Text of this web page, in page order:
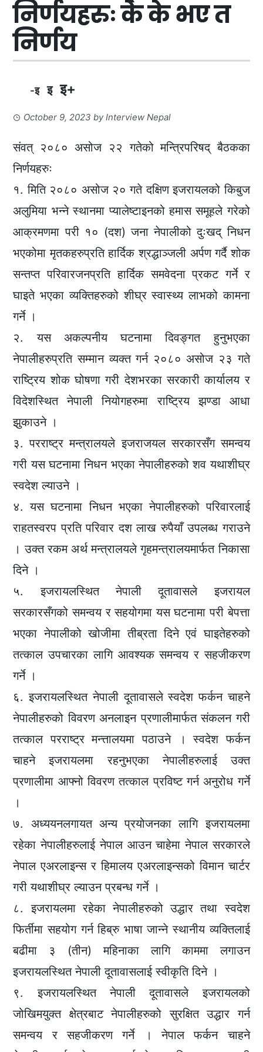
निर्णयहरुः के के भए त
निर्णय
-इ इ इ+
October 9, 2023 byInterview Nepal
संवत् २०८० असोज २२ गतेको मन्त्रिपरिषद् बैठकका
निर्णयहरुः
१. मिति २०८० असोज २० गते दक्षिण इजरायलको किबुज
अलुमिया भन्ने स्थानमा प्यालेष्टाइनको हमास समूहले गरेको
आक्रमणमा परी १० (दश) जना नेपालीको दुःखद् निधन
भएकोमा मृतकहरुप्रति हार्दिक श्रद्धाञ्जली अर्पण गर्दै शोक
सन्तप्त परिवारजनप्रति हार्दिक समवेदना प्रकट गर्ने र
घाइते भएका व्यक्तिहरुको शीघ्र स्वास्थ्य लाभको कामना
गर्ने ।
२. यस अकल्पनीय घटनामा दिवङ्गत हुनुभएका
नेपालीहरुप्रति सम्मान व्यक्त गर्न २०८० असोज २३ गते
राष्ट्रिय शोक घोषणा गरी देशभरका सरकारी कार्यालय र
विदेशस्थित नेपाली नियोगहरुमा राष्ट्रिय झण्डा आधा
झुकाउने ।
३. परराष्ट्र मन्त्रालयले इजराजयल सरकारसँग समन्वय
गरी यस घटनामा निधन भएका नेपालीहरुको शव यथाशीघ्र
स्वदेश ल्याउने ।
४. यस घटनामा निधन भएका नेपालीहरुको परिवारलाई
राहतस्वरप प्रति परिवार दश लाख रुपैयाँ उपलब्ध गराउने
। उक्त रकम अर्थ मन्त्रालयले गृहमन्त्रालयमार्फत निकासा
दिने ।
५. इजरायलस्थित नेपाली दूतावासले इजरायल
सरकारसँगको समन्वय र सहयोगमा यस घटनामा परी बेपत्ता
भएका नेपालीको खोजीमा तीब्रता दिने एवं घाइतेहरुको
तत्काल उपचारका लागि आवश्यक समन्वय र सहजीकरण
गर्ने ।
६. इजरायलस्थित नेपाली दूतावासले स्वदेश फर्कन चाहने
नेपालीहरुको विवरण अनलाइन प्रणालीमार्फत संकलन गरी
तत्काल परराष्ट्र मन्त्तालयमा पठाउने । स्वदेश फर्कन
चाहने इजरायलमा रहनुभएका नेपालीहरुलाई उक्त
प्रणालीमा आफ्नो विवरण तत्काल प्रविष्ट गर्न अनुरोध गर्ने
।
७. अध्ययनलगायत अन्य प्रयोजनका लागि इजरायलमा
रहेका नेपालीहरुलाई नेपाल आउन चाहेमा नेपाल सरकारले
नेपाल एअरलाइन्स र हिमालय एअरलाइन्सको विमान चार्टर
गरी यथाशीघ्र ल्याउन प्रबन्ध गर्ने ।
८. इजरायलमा रहेका नेपालीहरुको उद्धार तथा स्वदेश
फिर्तीमा सहयोग गर्न हिब्रु भाषा जान्ने स्थानीय व्यक्तिलाई
बढीमा ३ (तीन) महिनाका लागि काममा लगाउन
इजरायलस्थित नेपाली दूतावासलाई स्वीकृति दिने ।
९. इजरायलस्थित नेपाली दूतावासले इजरायलको
जोखिमयुक्त क्षेत्रबाट नेपालीहरुको सुरक्षित उद्धार गर्न
समन्वय र सहजीकरण गर्ने । नेपाल फर्कन चाहने